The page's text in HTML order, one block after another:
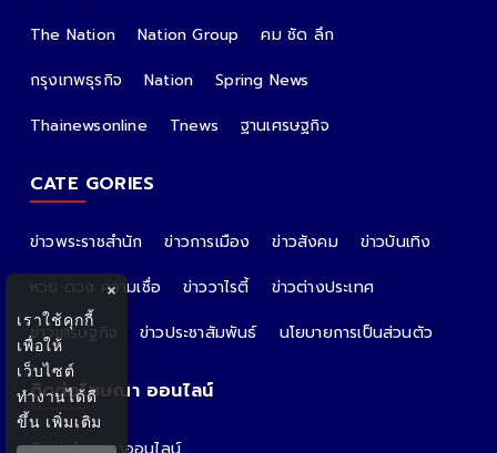
The Nation Nation Group
คม ชัด ลึก
กรุงเทพธุรกิจ
Nation
Spring News
Thainewsonline
Tnews ฐานเศรษฐกิจ
CATE GORIES
ข่าวพระราชสำนัก ข่าวการเมือง ข่าวสังคม
ข่าวบันเทิง
หวย ดวง ความเชื่อ
ข่าววาไรตี้
ข่าวต่างประเทศ
ข่าวเศรษฐกิจ
ข่าวประชาสัมพันธ์ นโยบายการเป็นส่วนตัว
ติดต่อโฆษณา ออนไลน์
×
เราใช้คุกกี้
เพื่อให้
เว็บไซต์
ทำงานได้ดี
ขึ้น เพิ่มเติม